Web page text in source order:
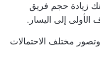
زيادة حجم فريق
إلى اليسار.
مختلف الاحتمالات